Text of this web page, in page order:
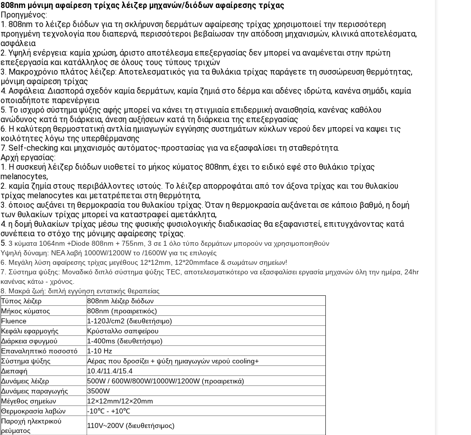
808nm μόνιμη αφαίρεση τρίχας λέιζερ μηχανών/διόδων αφαίρεσης τρίχας
Προηγμένος:
1. 808nm το λέιζερ διόδων για τη σκλήρυνση δερμάτων αφαίρεσης τρίχας χρησιμοποιεί την περισσότερη
προηγμένη τεχνολογία που διαπερνά, περισσότεροι βεβαίωσαν την απόδοση μηχανισμών, κλινικά αποτελέσματα,
ασφάλεια
2. Υψηλή ενέργεια: καμία χρώση, άριστο αποτέλεσμα επεξεργασίας δεν μπορεί να αναμένεται στην πρώτη
επεξεργασία και κατάλληλος σε όλους τους τύπους τριχών
3. Μακροχρόνιο πλάτος λέιζερ: Αποτελεσματικός για τα θυλάκια τρίχας παράγετε τη συσσώρευση θερμότητας,
μόνιμη αφαίρεση τρίχας
4. Ασφάλεια: Διασπορά σχεδόν καμία δερμάτων, καμία ζημιά στο δέρμα και αδένες ιδρώτα, κανένα σημάδι, καμία
οποιαδήποτε παρενέργεια
5. Το ισχυρό σύστημα ψύξης αφής μπορεί να κάνει τη στιγμιαία επιδερμική αναισθησία, κανένας καθόλου
ανώδυνος κατά τη διάρκεια, άνεση αυξήσεων κατά τη διάρκεια της επεξεργασίας
6. Η καλύτερη θερμοστατική αντλία ημιαγωγών εγγύησης συστημάτων κύκλων νερού δεν μπορεί να καψει τις
κοιλότητες λόγω της υπερθέρμανσης
7. Self-checking και μηχανισμός αυτόματος-προστασίας για να εξασφαλίσει τη σταθερότητα.
Αρχή εργασίας:
1. Η συσκευή λέιζερ διόδων υιοθετεί το μήκος κύματος 808nm, έχει το ειδικό εφέ στο θυλάκιο τρίχας
melanocytes,
2. καμία ζημία στους περιβάλλοντες ιστούς. Το λέιζερ απορροφάται από τον άξονα τρίχας και του θυλακίου
τρίχας melanocytes και μετατρέπεται στη θερμότητα,
3. όποιος αυξάνει τη θερμοκρασία του θυλακίου τρίχας. Όταν η θερμοκρασία αυξάνεται σε κάποιο βαθμό, η δομή
των θυλακίων τρίχας μπορεί να καταστραφεί αμετάκλητα,
4. η δομή θυλακίων τρίχας μέσω της φυσικής φυσιολογικής διαδικασίας θα εξαφανιστεί, επιτυγχάνοντας κατά
συνέπεια το στόχο της μόνιμης αφαίρεσης τρίχας.
5. 3 κύματα 1064nm +Diode 808nm + 755nm, 3 σε 1 όλο τύπο δερμάτων μπορούν να χρησιμοποιηθούν
Υψηλή δύναμη: ΝΕΑ λαβή 1000W/1200W το /1600W για τις επιλογές
6. Μεγάλη λύση αφαίρεσης τρίχας μεγέθους 12*12mm, 12*20mmface & σωμάτων σημείων!
7. Σύστημα ψύξης: Μοναδικό διπλό σύστημα ψύξης TEC, αποτελεσματικότερο να εξασφαλίσει εργασία μηχανών όλη την ημέρα, 24hr
κανένας κάτω - χρόνος.
8. Μακρά ζωή: διπλή εγγύηση εντατικής θεραπείας
Τύπος λέιζερ
808nm λέιζερ διόδων
Μήκος κύματος
808nm (προαιρετικός)
Fluence
1-120J/cm2 (διευθετήσιμο)
Κεφάλι εφαρμογής
Κρύσταλλο σαπφείρου
Διάρκεια σφυγμού
1-400ms (διευθετήσιμο)
Επαναληπτικό ποσοστό
1-10 Hz
Σύστημα ψύξης
Αέρας που δροσίζει + ψύξη ημιαγωγών νερού cooling+
Διεπαφή
10.4/11.4/15.4
Δυνάμεις λέιζερ
500W / 600W/800W/1000W/1200W (προαιρετικά)
Δυνάμεις παραγωγής
3500W
Μέγεθος σημείων
12×12mm/12×20mm
Θερμοκρασία λαβών
-10℃ - +10℃
Παροχή ηλεκτρικού
ρεύματος
110V~200V (διευθετήσιμος)